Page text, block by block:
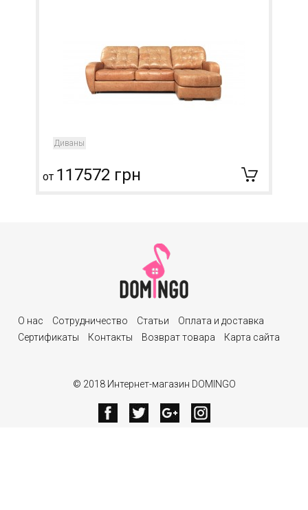
Диваны
от 117572 грн
О нас Сотрудничество Статьи
Оплата и доставка
Сертификаты
Контакты Возврат товара Карта сайта
© 2018 Интернет-магазин DOMINGO